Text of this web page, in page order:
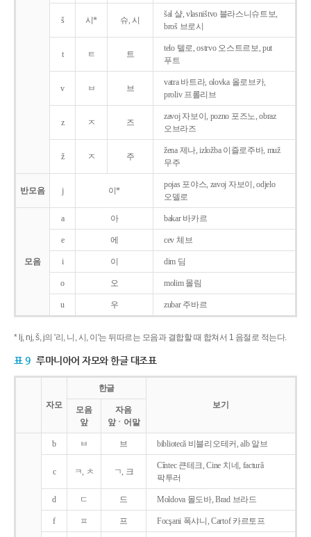
š 시* 슈, 시
šal 샬, vlasništvo 블라스니슈트보,
broš 브로시
t ㅌ 트
telo 텔로, ostrvo 오스트르보, put
푸트
v ㅂ 브
vatra 바트라, olovka 올로브카,
proliv 프롤리브
z ㅈ 즈
zavoj 자보이, pozno 포즈노, obraz
오브라즈
ž ㅈ 주
žena 제나, izložba 이즐로주바, muž
무주
반모음 j 이*
pojas 포야스, zavoj 자보이, odjelo
오델로
모음
a 아 bakar 바카르
e 에 cev 체브
i 이 dim 딤
o 오 molim 몰림
u 우 zubar 주바르
* lj, nj, š, j의 '리, 니, 시, 이'는 뒤따르는 모음과 결합할 때 합쳐서 1 음절로 적는다.
표 9 루마니아어 자모와 한글 대조표
자모
한글
보기
모음
앞
자음
앞ㆍ어말
b ㅂ 브 bibliotecǎ 비블리오테커, alb 알브
c ㅋ, ㅊ ㄱ, 크
Cîntec 큰테크, Cine 치네, facturǎ
팍투러
d ㄷ 드 Moldova 몰도바, Brad 브라드
f ㅍ 프 Focşani 폭샤니, Cartof 카르토프